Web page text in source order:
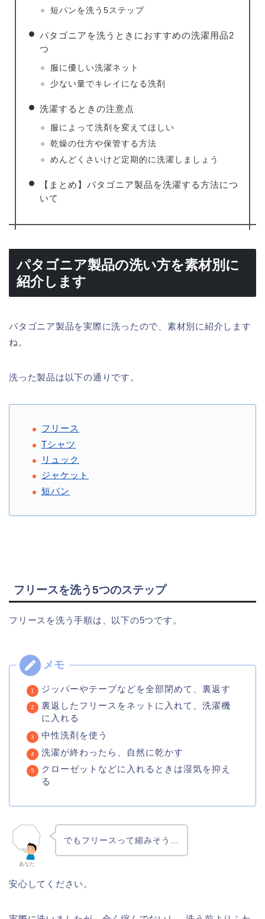
短パンを洗う5ステップ
パタゴニアを洗うときにおすすめの洗濯用品2
つ
服に優しい洗濯ネット
少ない量でキレイになる洗剤
洗濯するときの注意点
服によって洗剤を変えてほしい
乾燥の仕方や保管する方法
めんどくさいけど定期的に洗濯しましょう
【まとめ】パタゴニア製品を洗濯する方法につ
いて
パタゴニア製品の洗い方を素材別に
紹介します
パタゴニア製品を実際に洗ったので、素材別に紹介します
ね。
洗った製品は以下の通りです。
フリース
Tシャツ
リュック
ジャケット
短パン
フリースを洗う5つのステップ
フリースを洗う手順は、以下の5つです。
ジッパーやテープなどを全部閉めて、裏返す
裏返したフリースをネットに入れて、洗濯機
に入れる
中性洗剤を使う
洗濯が終わったら、自然に乾かす
クローゼットなどに入れるときは湿気を抑え
る
あなた
でもフリースって縮みそう…
安心してください。